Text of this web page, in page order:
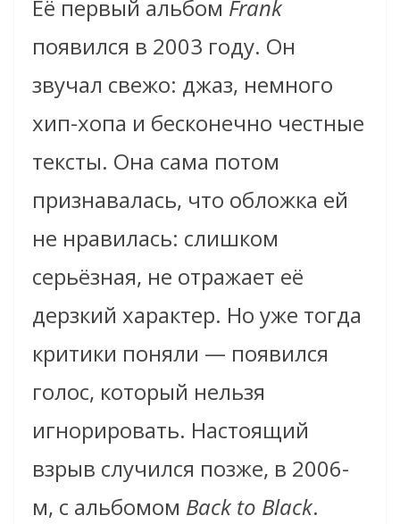
Её первый альбом Frank
появился в 2003 году. Он
звучал свежо: джаз, немного
хип-хопа и бесконечно честные
тексты. Она сама потом
признавалась, что обложка ей
не нравилась: слишком
серьёзная, не отражает её
дерзкий характер. Но уже тогда
критики поняли — появился
голос, который нельзя
игнорировать. Настоящий
взрыв случился позже, в 2006-
м, с альбомом Back to Black.